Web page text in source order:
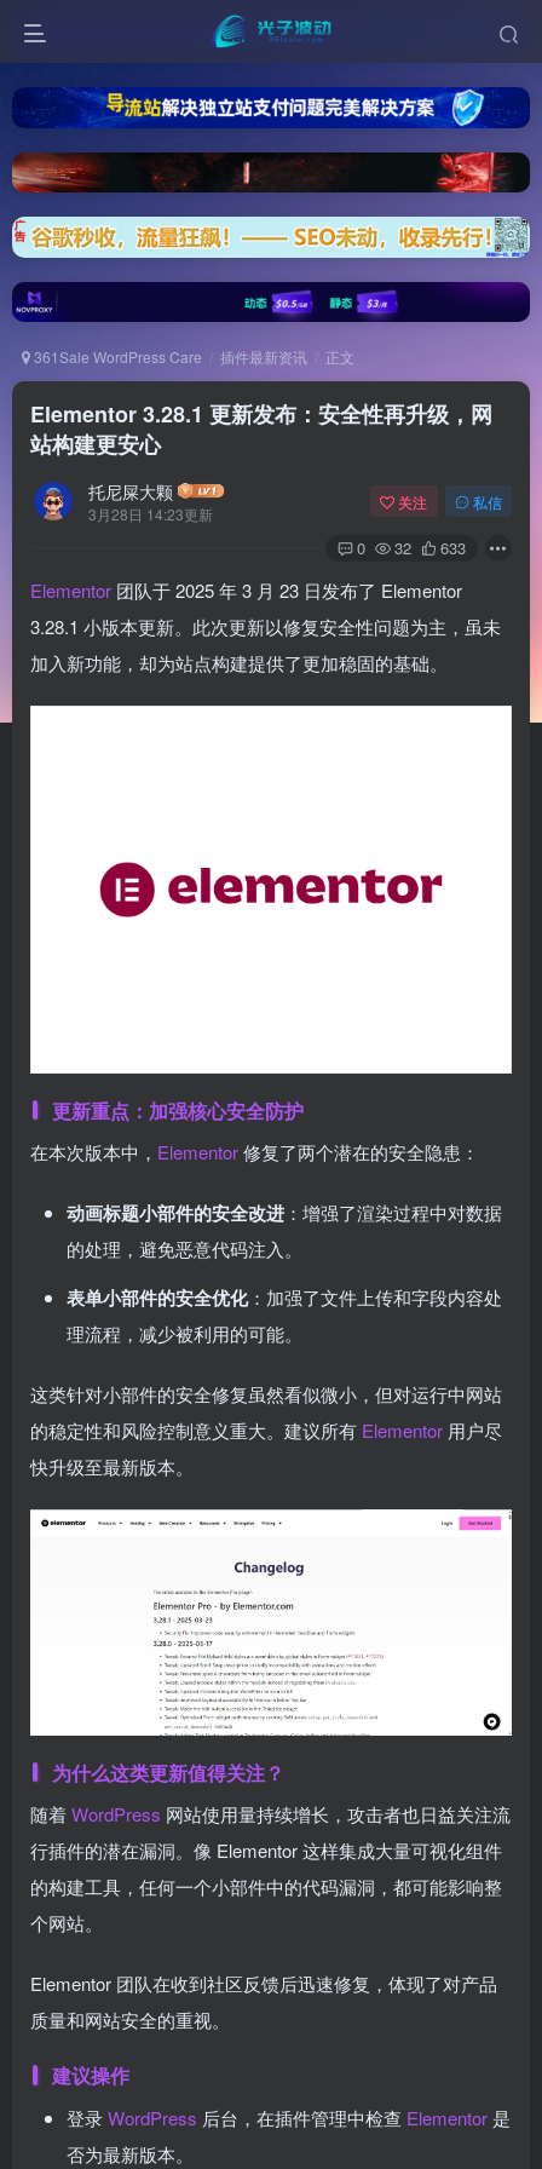
361Sale WordPress Care 插件最新资讯 正文
Elementor 3.28.1 更新发布：安全性再升级，网
站构建更安心
托尼屎大颗
3月28日 14:23更新
关注 私信
0 32 633
Elementor 团队于 2025 年 3 月 23 日发布了 Elementor
3.28.1 小版本更新。此次更新以修复安全性问题为主，虽未
加入新功能，却为站点构建提供了更加稳固的基础。
更新重点：加强核心安全防护
在本次版本中， Elementor修复了两个潜在的安全隐患：
动画标题小部件的安全改进 ：增强了渲染过程中对数据
的处理，避免恶意代码注入。
表单小部件的安全优化：加强了文件上传和字段内容处
理流程，减少被利用的可能。
这类针对小部件的安全修复虽然看似微小，但对运行中网站
的稳定性和风险控制意义重大。建议所有 Elementor 用户尽
快升级至最新版本。
为什么这类更新值得关注？
随着WordPress 网站使用量持续增长，攻击者也日益关注流
行插件的潜在漏洞。像 Elementor 这样集成大量可视化组件
的构建工具，任何一个小部件中的代码漏洞，都可能影响整
个网站。
Elementor 团队在收到社区反馈后迅速修复，体现了对产品
质量和网站安全的重视。
建议操作
登录WordPress 后台，在插件管理中检查 Elementor 是
否为最新版本。